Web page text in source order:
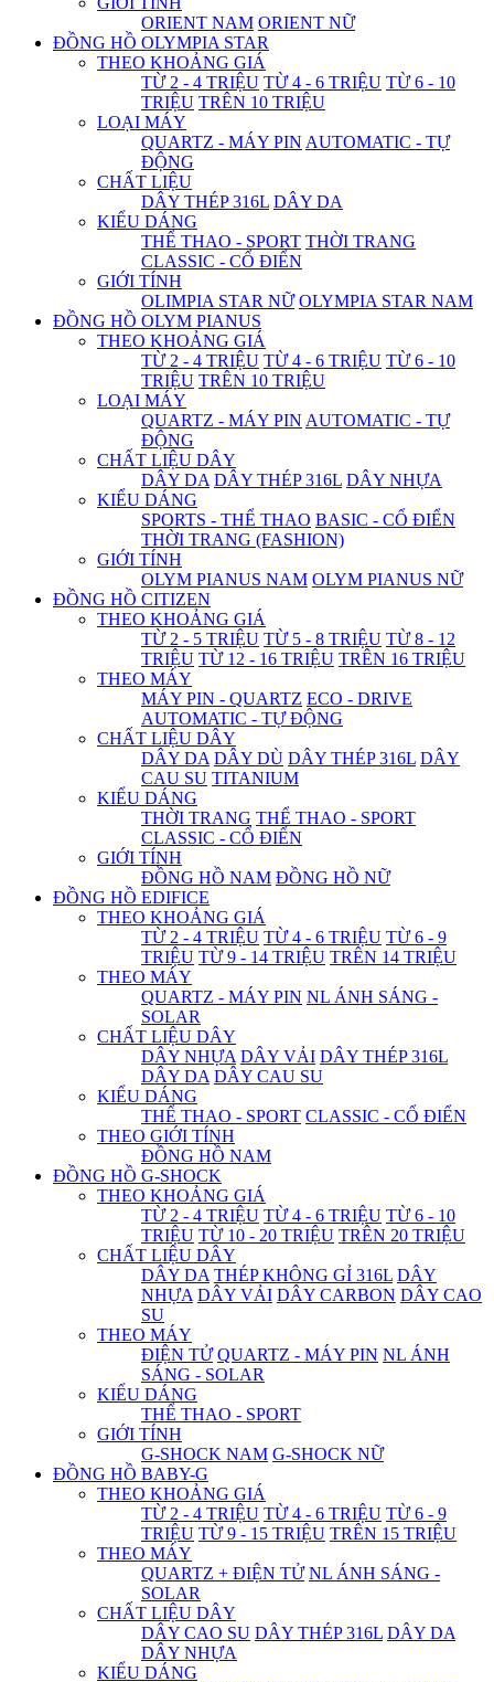
ORIENT NAM ORIENT NỮ
ĐỒNG HỒ OLYMPIA STAR
THEO KHOẢNG GIÁ
TỪ 2 - 4 TRIỆU TỪ 4 - 6 TRIỆU TỪ 6 - 10
TRIỆU TRÊN 10 TRIỆU
LOẠI MÁY
QUARTZ - MÁY PIN AUTOMATIC - TỰ
ĐỘNG
CHẤT LIỆU
DÂY THÉP 316L DÂY DA
KIỂU DÁNG
THỂ THAO - SPORT THỜI TRANG
CLASSIC - CỔ ĐIỂN
GIỚI TÍNH
OLIMPIA STAR NỮ OLYMPIA STAR NAM
ĐỒNG HỒ OLYM PIANUS
THEO KHOẢNG GIÁ
TỪ 2 - 4 TRIỆU TỪ 4 - 6 TRIỆU TỪ 6 - 10
TRIỆU TRÊN 10 TRIỆU
LOẠI MÁY
QUARTZ - MÁY PIN AUTOMATIC - TỰ
ĐỘNG
CHẤT LIỆU DÂY
DÂY DA DÂY THÉP 316L DÂY NHỰA
KIỂU DÁNG
SPORTS - THỂ THAO BASIC - CỔ ĐIỂN
THỜI TRANG (FASHION)
GIỚI TÍNH
OLYM PIANUS NAM OLYM PIANUS NỮ
ĐỒNG HỒ CITIZEN
THEO KHOẢNG GIÁ
TỪ 2 - 5 TRIỆU TỪ 5 - 8 TRIỆU TỪ 8 - 12
TRIỆU TỪ 12 - 16 TRIỆU TRÊN 16 TRIỆU
THEO MÁY
MÁY PIN - QUARTZ ECO - DRIVE
AUTOMATIC - TỰ ĐỘNG
CHẤT LIỆU DÂY
DÂY DA DÂY DÙ DÂY THÉP 316L DÂY
CAU SU TITANIUM
KIỂU DÁNG
THỜI TRANG THỂ THAO - SPORT
CLASSIC - CỔ ĐIỂN
GIỚI TÍNH
ĐỒNG HỒ NAM ĐỒNG HỒ NỮ
ĐỒNG HỒ EDIFICE
THEO KHOẢNG GIÁ
TỪ 2 - 4 TRIỆU TỪ 4 - 6 TRIỆU TỪ 6 - 9
TRIỆU TỪ 9 - 14 TRIỆU TRÊN 14 TRIỆU
THEO MÁY
QUARTZ - MÁY PIN NL ÁNH SÁNG -
SOLAR
CHẤT LIỆU DÂY
DÂY NHỰA DÂY VẢI DÂY THÉP 316L
DÂY DA DÂY CAU SU
KIỂU DÁNG
THỂ THAO - SPORT CLASSIC - CỔ ĐIỂN
THEO GIỚI TÍNH
ĐỒNG HỒ NAM
ĐỒNG HỒ G-SHOCK
THEO KHOẢNG GIÁ
TỪ 2 - 4 TRIỆU TỪ 4 - 6 TRIỆU TỪ 6 - 10
TRIỆU TỪ 10 - 20 TRIỆU TRÊN 20 TRIỆU
CHẤT LIỆU DÂY
DÂY DA THÉP KHÔNG GỈ 316L DÂY
NHỰA DÂY VẢI DÂY CARBON DÂY CAO
SU
THEO MÁY
ĐIỆN TỬ QUARTZ - MÁY PIN NL ÁNH
SÁNG - SOLAR
KIỂU DÁNG
THỂ THAO - SPORT
GIỚI TÍNH
G-SHOCK NAM G-SHOCK NỮ
ĐỒNG HỒ BABY-G
THEO KHOẢNG GIÁ
TỪ 2 - 4 TRIỆU TỪ 4 - 6 TRIỆU TỪ 6 - 9
TRIỆU TỪ 9 - 15 TRIỆU TRÊN 15 TRIỆU
THEO MÁY
QUARTZ + ĐIỆN TỬ NL ÁNH SÁNG -
SOLAR
CHẤT LIỆU DÂY
DÂY CAO SU DÂY THÉP 316L DÂY DA
DÂY NHỰA
KIỂU DÁNG